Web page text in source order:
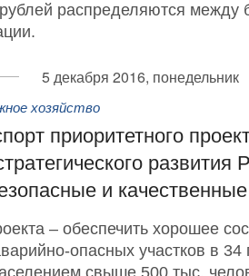
распределяются между
5 декабря 2016, понедельник
хозяйство
приоритетного
развития
и
– обеспечить хорошее
опасных участков в 34
свыше 500 тыс.